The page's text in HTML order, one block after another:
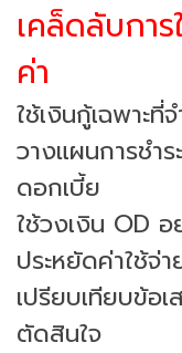
เคล็ดลับการ
ค่า
ใช้เงินกู้เฉพาะที่
วางแผนการชำ
ดอกเบี้ย
ใช้วงเงิน OD
ประหยัดค่าใช้จ่า
เปรียบเทียบข้อ
ตัดสินใจ